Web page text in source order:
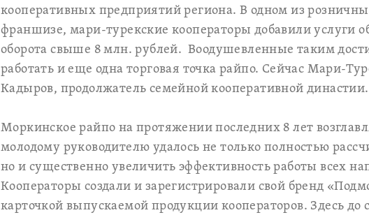
кооперативных предприятий региона. В одном из
франшизе, мари-турекские кооператоры добавили услуги
оборота свыше 8 млн. рублей. Воодушевленные таким
работать и еще одна торговая точка райпо. Сейчас Мари-
Кадыров, продолжатель семейной кооперативной династии.
Моркинское райпо на протяжении последних 8 лет
молодому руководителю удалось не только полностью
но и существенно увеличить эффективность работы всех
Кооператоры создали и зарегистрировали свой бренд
карточкой выпускаемой продукции кооператоров. Здесь